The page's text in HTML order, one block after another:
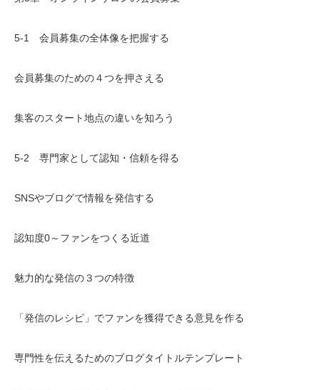
5-1 会員募集の全体像を把握する
会員募集のための４つを押さえる
集客のスタート地点の違いを知ろう
5-2 専門家として認知・信頼を得る
SNSやブログで情報を発信する
認知度0～ファンをつくる近道
魅力的な発信の３つの特徴
「発信のレシピ」でファンを獲得できる意見を作る
専門性を伝えるためのブログタイトルテンプレート